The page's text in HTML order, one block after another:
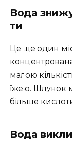
Вода
ти
Це ще один
малою
їжею. Шлунок
більше
Вода